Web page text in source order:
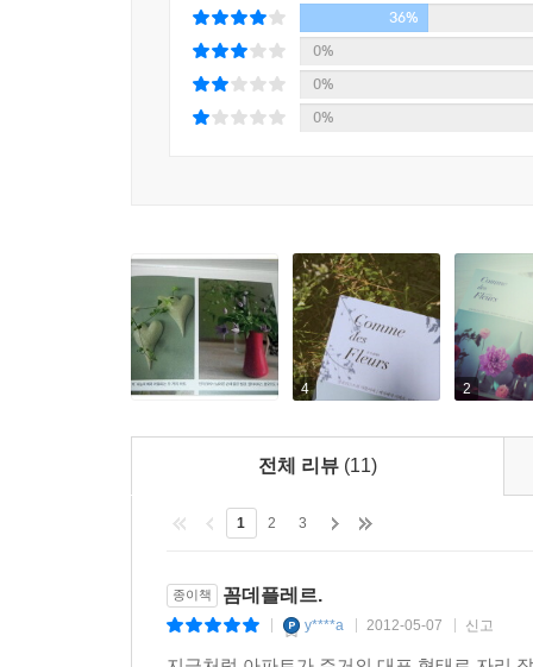
가끔 사람들이 물어 온다. 제일 좋아하는 꽃이 뭐예
그럼 나는 망설임 없이 "아이리스요!"라고 답한다.
글쎄. 좋아하는 데에 이유는 없으니까.
이를테면 취향의 문제이다. 무궁무진 로맨틱한
신부가 되고 싶은 게 로망일 정도로 아름다운 꽃
취향은 아닌 것과 같은 이치.
봄의 꽃 시장에 작약이 만발하면 이 집 저 집에서
9월. 아직은 낮 기온이 27도까지 올라가고 곡식
지 못했는데, 급격하게 나빠지는 시력 덕분에 바
시작은 야심 찼으나 중간 계절에 너무 바빴나 보
마음에 담아봅니다. 골목길 구석구석 파리의 플
들고 있으면 다가와 상냥하게 인사를 전하는 파
제5장. 사계절의 꽃 Les Quatre Saisons
제6장. 그리고 꽃 Mise en Fleurs
일상에 꽃을 들이는 일이 꼭 어려운 것만은 아닌
중간중간 넣어주기도 합니다. 공들여 만든 센터
화기로 옮겨 담으며 새로운 모습으로 만들어줍
송이 꽂아두는 것만으로도 분위기가 화사하게
+ Flower Lesson · Beaute et Bonte · Flower
네 가지 구성의 플라워 레슨과 플로리스트의 작
꽃 작업을 공유해볼 수 있는 페이지들입니다.
36%
0%
0%
0%
4 2
전체 리뷰 (11)
1 2 3
종이책 꼼데플레르.
y****a 2012-05-07 신고